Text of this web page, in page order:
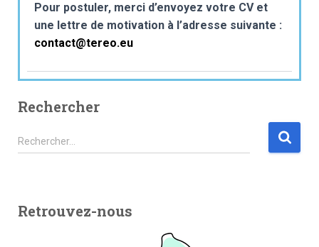
Pour postuler, merci d’envoyez votre CV et
une lettre de motivation à l’adresse suivante :
contact@tereo.eu
Rechercher
Rechercher…
Retrouvez-nous